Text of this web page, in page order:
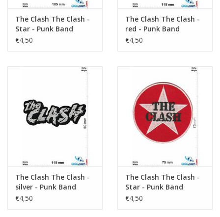
The Clash The Clash -
Star - Punk Band
€4,50
The Clash The Clash -
red - Punk Band
€4,50
The Clash The Clash -
silver - Punk Band
€4,50
The Clash The Clash -
Star - Punk Band
€4,50